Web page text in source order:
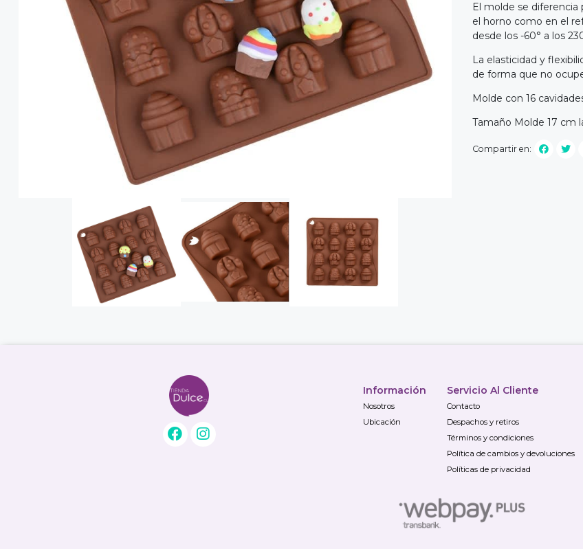
El molde se diferencia
el horno como en el
desde los -60° a los
La elasticidad y
de forma que no
Molde con 16
Tamaño Molde 17 cm
Compartir en:
Información
Nosotros
Ubicación
Servicio Al Cliente
Contacto
Despachos y retiros
Términos y condiciones
Política de cambios y devoluciones
Políticas de privacidad